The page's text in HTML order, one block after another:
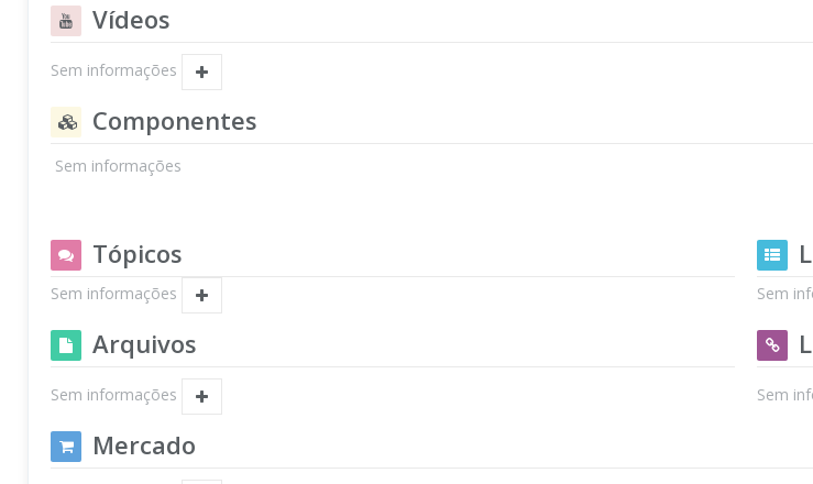
Vídeos
Sem informações
Componentes
Sem informações
Tópicos
Sem informações Sem
Arquivos
Sem informações Sem
Mercado